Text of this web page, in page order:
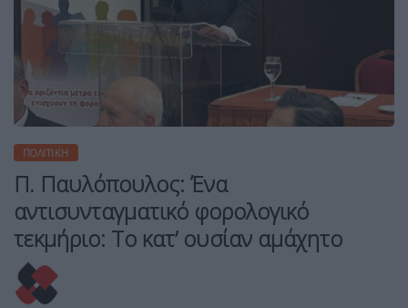
ΠΟΛΙΤΙΚΉ
Π. Παυλόπουλος: Ένα
αντισυνταγματικό φορολογικό
τεκμήριο: Το κατ’ ουσίαν αμάχητο